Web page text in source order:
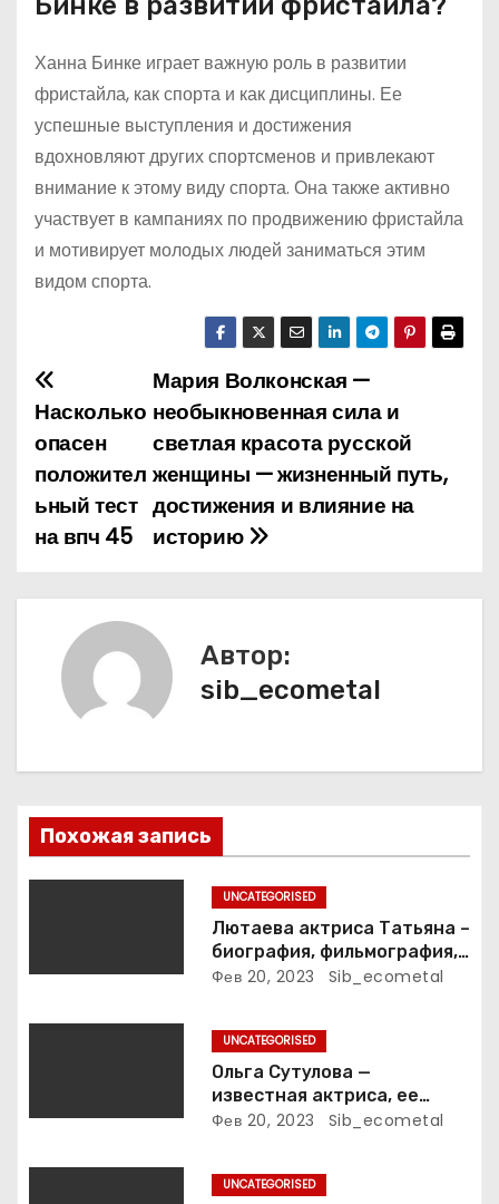
Ханна Бинке играет важную роль в развитии
фристайла, как спорта и как дисциплины. Ее
успешные выступления и достижения
вдохновляют других спортсменов и привлекают
внимание к этому виду спорта. Она также активно
участвует в кампаниях по продвижению фристайла
и мотивирует молодых людей заниматься этим
видом спорта.
Н
а
в
и
я
п
о
Мария Волконская —
необыкновенная сила и
светлая красота русской
женщины — жизненный путь,
достижения и влияние на
историю
Насколько
опасен
положител
ьный тест
на впч 45
Автор:
sib_ecometal
Похожая запись
UNCATEGORISED
Лютаева актриса Татьяна –
биография, фильмография,
достижения
Фев 20, 2023 Sib_ecometal
UNCATEGORISED
Ольга Сутулова —
известная актриса, ее
биография, достижения и
Фев 20, 2023 Sib_ecometal
UNCATEGORISED